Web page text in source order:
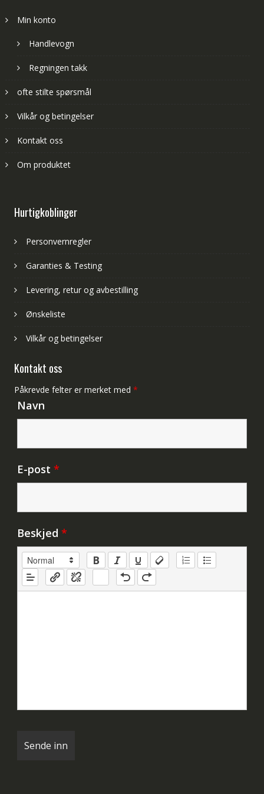
Min konto
Handlevogn
Regningen takk
ofte stilte spørsmål
Vilkår og betingelser
Kontakt oss
Om produktet
Hurtigkoblinger
Personvernregler
Garanties & Testing
Levering, retur og avbestilling
Ønskeliste
Vilkår og betingelser
Kontakt oss
Påkrevde felter er merket med *
Navn
E-post *
Beskjed *